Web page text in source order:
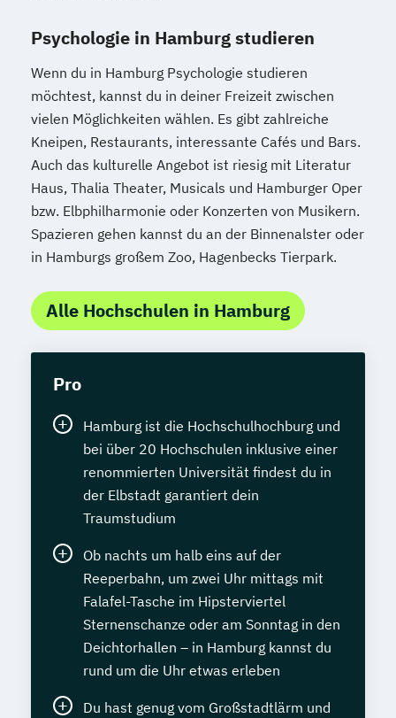
Psychologie in Hamburg studieren
Wenn du in Hamburg Psychologie studieren
möchtest, kannst du in deiner Freizeit zwischen
vielen Möglichkeiten wählen. Es gibt zahlreiche
Kneipen, Restaurants, interessante Cafés und Bars.
Auch das kulturelle Angebot ist riesig mit Literatur
Haus, Thalia Theater, Musicals und Hamburger Oper
bzw. Elbphilharmonie oder Konzerten von Musikern.
Spazieren gehen kannst du an der Binnenalster oder
in Hamburgs großem Zoo, Hagenbecks Tierpark.
Alle Hochschulen in Hamburg
Pro
Hamburg ist die Hochschulhochburg und
bei über 20 Hochschulen inklusive einer
renommierten Universität findest du in
der Elbstadt garantiert dein
Traumstudium
Ob nachts um halb eins auf der
Reeperbahn, um zwei Uhr mittags mit
Falafel-Tasche im Hipsterviertel
Sternenschanze oder am Sonntag in den
Deichtorhallen – in Hamburg kannst du
rund um die Uhr etwas erleben
Du hast genug vom Großstadtlärm und